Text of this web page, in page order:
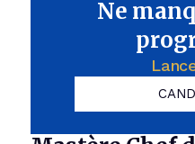
Ne